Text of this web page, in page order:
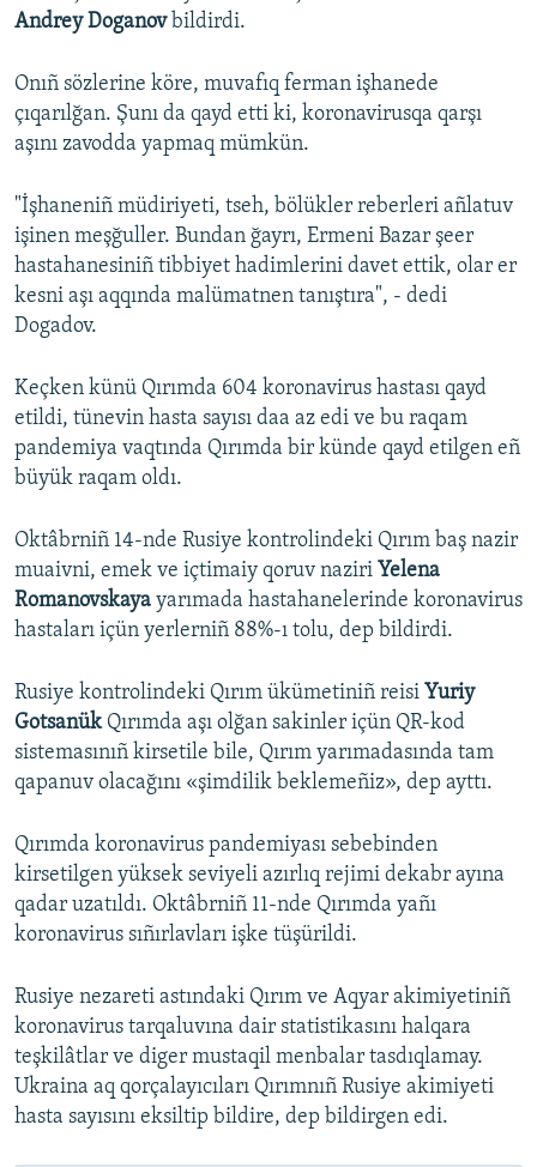
Andrey Doganovbildirdi.
Onıñ sözlerine köre, muvafıq ferman işhanede
çıqarılğan. Şunı da qayd etti ki, koronavirusqa qarşı
aşını zavodda yapmaq mümkün.
"İşhaneniñ müdiriyeti, tseh, bölükler reberleri añlatuv
işinen meşğuller. Bundan ğayrı, Ermeni Bazar şeer
hastahanesiniñ tibbiyet hadimlerini davet ettik, olar er
kesni aşı aqqında malümatnen tanıştıra", - dedi
Dogadov.
Keçken künü Qırımda 604 koronavirus hastası qayd
etildi, tünevin hasta sayısı daa az edi ve bu raqam
pandemiya vaqtında Qırımda bir künde qayd etilgen eñ
büyük raqam oldı.
Oktâbrniñ 14-nde Rusiye kontrolindeki Qırım baş nazir
muaivni, emek ve içtimaiy qoruv naziri Yelena
Romanovskaya yarımada hastahanelerinde koronavirus
hastaları içün yerlerniñ 88%-ı tolu, dep bildirdi.
Rusiye kontrolindeki Qırım ükümetiniñ reisi Yuriy
GotsanükQırımda aşı olğan sakinler içün QR-kod
sistemasınıñ kirsetile bile, Qırım yarımadasında tam
qapanuv olacağını «şimdilik beklemeñiz», dep ayttı.
Qırımda koronavirus pandemiyası sebebinden
kirsetilgen yüksek seviyeli azırlıq rejimi dekabr ayına
qadar uzatıldı. Oktâbrniñ 11-nde Qırımda yañı
koronavirus sıñırlavları işke tüşürildi.
Rusiye nezareti astındaki Qırım ve Aqyar akimiyetiniñ
koronavirus tarqaluvına dair statistikasını halqara
teşkilâtlar ve diger mustaqil menbalar tasdıqlamay.
Ukraina aq qorçalayıcıları Qırımnıñ Rusiye akimiyeti
hasta sayısını eksiltip bildire, dep bildirgen edi.